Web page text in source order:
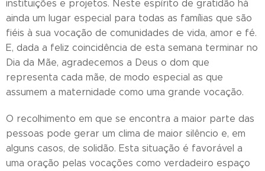
instituições e projetos. Neste espírito de gratidão há
ainda um lugar especial para todas as famílias que são
fiéis à sua vocação de comunidades de vida, amor e fé.
E, dada a feliz coincidência de esta semana terminar no
Dia da Mãe, agradecemos a Deus o dom que
representa cada mãe, de modo especial as que
assumem a maternidade como uma grande vocação.
O recolhimento em que se encontra a maior parte das
pessoas pode gerar um clima de maior silêncio e, em
alguns casos, de solidão. Esta situação é favorável a
uma oração pelas vocações como verdadeiro espaço